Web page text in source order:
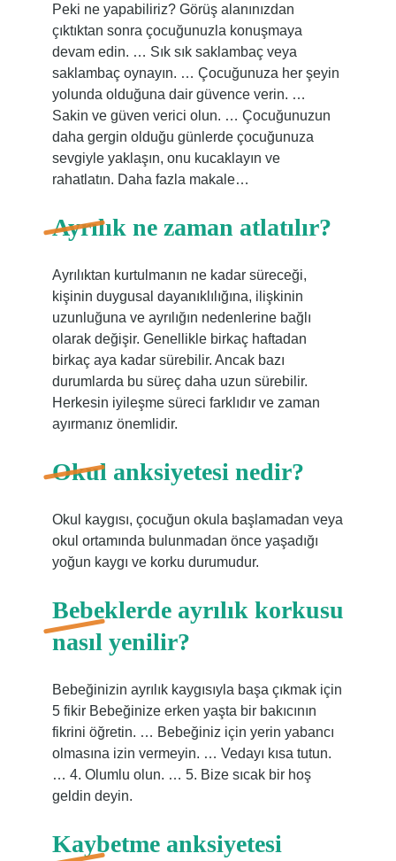
Peki ne yapabiliriz? Görüş alanınızdan
çıktıktan sonra çocuğunuzla konuşmaya
devam edin. … Sık sık saklambaç veya
saklambaç oynayın. … Çocuğunuza her şeyin
yolunda olduğuna dair güvence verin. …
Sakin ve güven verici olun. … Çocuğunuzun
daha gergin olduğu günlerde çocuğunuza
sevgiyle yaklaşın, onu kucaklayın ve
rahatlatın. Daha fazla makale…
Ayrılık ne zaman atlatılır?
Ayrılıktan kurtulmanın ne kadar süreceği,
kişinin duygusal dayanıklılığına, ilişkinin
uzunluğuna ve ayrılığın nedenlerine bağlı
olarak değişir. Genellikle birkaç haftadan
birkaç aya kadar sürebilir. Ancak bazı
durumlarda bu süreç daha uzun sürebilir.
Herkesin iyileşme süreci farklıdır ve zaman
ayırmanız önemlidir.
Okul anksiyetesi nedir?
Okul kaygısı, çocuğun okula başlamadan veya
okul ortamında bulunmadan önce yaşadığı
yoğun kaygı ve korku durumudur.
Bebeklerde ayrılık korkusu
nasıl yenilir?
Bebeğinizin ayrılık kaygısıyla başa çıkmak için
5 fikir Bebeğinize erken yaşta bir bakıcının
fikrini öğretin. … Bebeğiniz için yerin yabancı
olmasına izin vermeyin. … Vedayı kısa tutun.
… 4. Olumlu olun. … 5. Bize sıcak bir hoş
geldin deyin.
Kaybetme anksiyetesi